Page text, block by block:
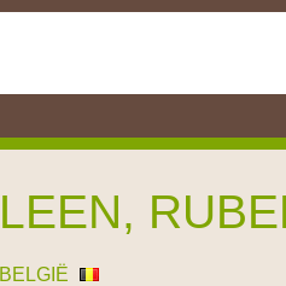
LEEN,
BELGIË